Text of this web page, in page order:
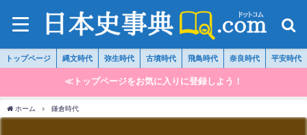
トップページ 縄文時代 弥生時代 古墳時代 飛鳥時代 奈良時代 平安時代
≪トップページをお気に入りに登録しよう！
ホーム 鎌倉時代